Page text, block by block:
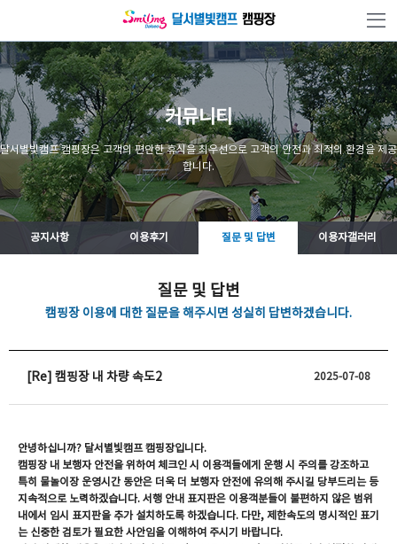
커뮤니티
달서별빛캠프 캠핑장은 고객의 편안한 휴식을 최우선으로 고객의 안전과 최적의 환경을 제공
합니다.
공지사항 이용후기 질문 및 답변 이용자갤러리
질문 및 답변
캠핑장 이용에 대한 질문을 해주시면 성실히 답변하겠습니다.
[Re] 캠핑장 내 차량 속도2 2025-07-08
안녕하십니까? 달서별빛캠프 캠핑장입니다.
캠핑장 내 보행자 안전을 위하여 체크인 시 이용객들에게 운행 시 주의를 강조하고
특히 물놀이장 운영시간 동안은 더욱 더 보행자 안전에 유의해 주시길 당부드리는 등
지속적으로 노력하겠습니다. 서행 안내 표지판은 이용객분들이 불편하지 않은 범위
내에서 임시 표지판을 추가 설치하도록 하겠습니다. 다만, 제한속도의 명시적인 표기
는 신중한 검토가 필요한 사안임을 이해하여 주시기 바랍니다.